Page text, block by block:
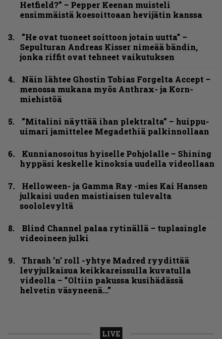
Hetfield?” – Pepper Keenan muisteli
ensimmäistä koesoittoaan hevijätin kanssa
”He ovat tuoneet soittoon jotain uutta” –
Sepulturan Andreas Kisser nimeää bändin,
jonka riffit ovat tehneet vaikutuksen
Näin lähtee Ghostin Tobias Forgelta Accept –
menossa mukana myös Anthrax- ja Korn-
miehistöä
”Mitalini näyttää ihan plektralta” – huippu-
uimari jamittelee Megadethiä palkinnollaan
Kunnianosoitus hyiselle Pohjolalle – Shining
hyppäsi keskelle kinoksia uudella videollaan
Helloween- ja Gamma Ray -mies Kai Hansen
julkaisi uuden maistiaisen tulevalta
soololevyltä
Blind Channel palaa rytinällä – tuplasingle
videoineen julki
Thrash ’n’ roll -yhtye Madred ryydittää
levyjulkaisua keikkareissulla kuvatulla
videolla – ”Oltiin pakussa kusihädässä
helvetin väsyneenä…”
LIVE